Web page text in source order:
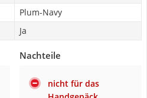
Plum-Navy
Ja
Nachteile
nicht für das